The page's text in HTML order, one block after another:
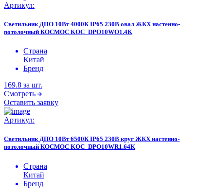
Артикул:
Светильник ДПО 10Вт 4000К IP65 230В овал ЖКХ настенно-
потолочный КОСМОС KOC_DPO10WO1.4K
Страна
Китай
Бренд
169.8 за шт.
Смотреть
Оставить заявку
Артикул:
Светильник ДПО 10Вт 6500К IP65 230В круг ЖКХ настенно-
потолочный КОСМОС KOC_DPO10WR1.64K
Страна
Китай
Бренд